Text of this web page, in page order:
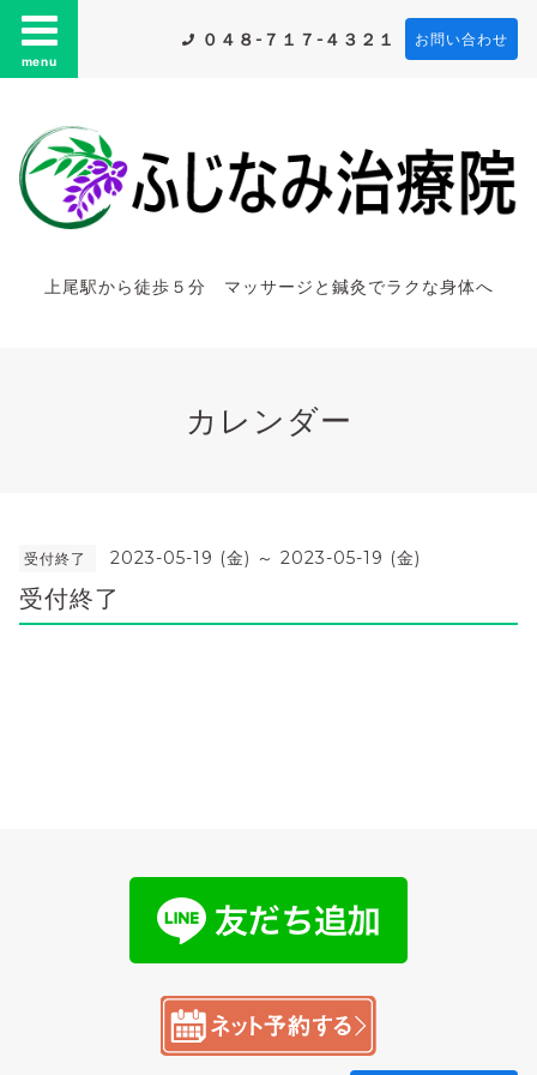
menu
０４８-７１７-４３２１ お問い合わせ
上尾駅から徒歩５分 マッサージと鍼灸でラクな身体へ
カレンダー
受付終了 2023-05-19 (金) ～ 2023-05-19 (金)
受付終了